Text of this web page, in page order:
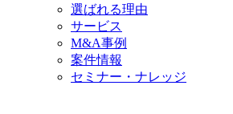
選ばれる理由
サービス
M&A事例
案件情報
セミナー・ナレッジ